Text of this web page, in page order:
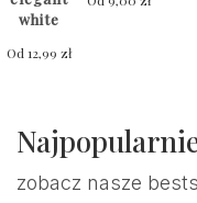
white
Od12,99zł
zobacz nasze